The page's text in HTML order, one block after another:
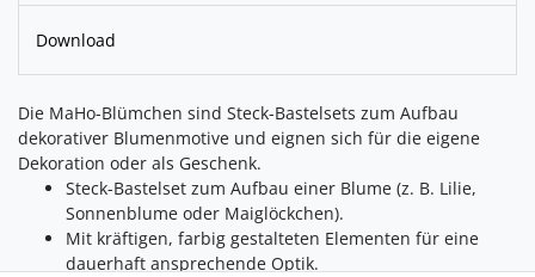
Download
Die MaHo-Blümchen sind Steck-Bastelsets zum Aufbau
dekorativer Blumenmotive und eignen sich für die eigene
Dekoration oder als Geschenk.
Steck-Bastelset zum Aufbau einer Blume (z. B. Lilie,
Sonnenblume oder Maiglöckchen).
Mit kräftigen, farbig gestalteten Elementen für eine
dauerhaft ansprechende Optik.